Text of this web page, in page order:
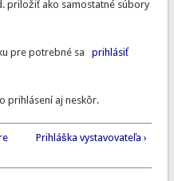
priložiť ako samostatné súbory
pre potrebné sa prihlásiť
prihlásení aj neskôr.
Prihláška vystavovateľa ›